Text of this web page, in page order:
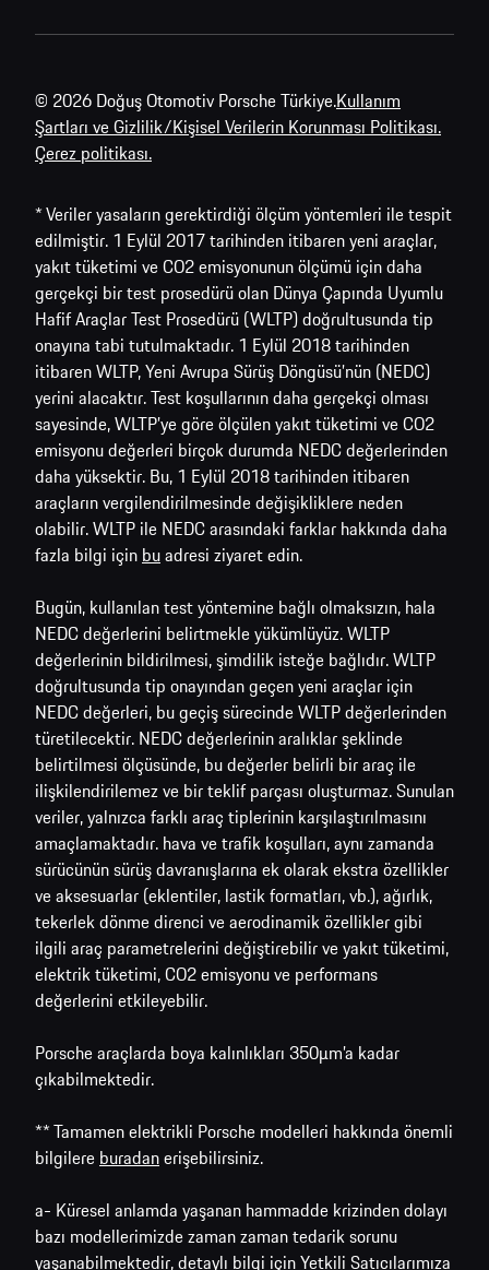
© 2026 Doğuş Otomotiv Porsche Türkiye.Kullanım
Şartları ve Gizlilik/Kişisel Verilerin Korunması Politikası.
Çerez politikası.
* Veriler yasaların gerektirdiği ölçüm yöntemleri ile tespit
edilmiştir. 1 Eylül 2017 tarihinden itibaren yeni araçlar,
yakıt tüketimi ve CO2 emisyonunun ölçümü için daha
gerçekçi bir test prosedürü olan Dünya Çapında Uyumlu
Hafif Araçlar Test Prosedürü (WLTP) doğrultusunda tip
onayına tabi tutulmaktadır. 1 Eylül 2018 tarihinden
itibaren WLTP, Yeni Avrupa Sürüş Döngüsü’nün (NEDC)
yerini alacaktır. Test koşullarının daha gerçekçi olması
sayesinde, WLTP’ye göre ölçülen yakıt tüketimi ve CO2
emisyonu değerleri birçok durumda NEDC değerlerinden
daha yüksektir. Bu, 1 Eylül 2018 tarihinden itibaren
araçların vergilendirilmesinde değişikliklere neden
olabilir. WLTP ile NEDC arasındaki farklar hakkında daha
fazla bilgi için buadresi ziyaret edin.
Bugün, kullanılan test yöntemine bağlı olmaksızın, hala
NEDC değerlerini belirtmekle yükümlüyüz. WLTP
değerlerinin bildirilmesi, şimdilik isteğe bağlıdır. WLTP
doğrultusunda tip onayından geçen yeni araçlar için
NEDC değerleri, bu geçiş sürecinde WLTP değerlerinden
türetilecektir. NEDC değerlerinin aralıklar şeklinde
belirtilmesi ölçüsünde, bu değerler belirli bir araç ile
ilişkilendirilemez ve bir teklif parçası oluşturmaz. Sunulan
veriler, yalnızca farklı araç tiplerinin karşılaştırılmasını
amaçlamaktadır. hava ve trafik koşulları, aynı zamanda
sürücünün sürüş davranışlarına ek olarak ekstra özellikler
ve aksesuarlar (eklentiler, lastik formatları, vb.), ağırlık,
tekerlek dönme direnci ve aerodinamik özellikler gibi
ilgili araç parametrelerini değiştirebilir ve yakıt tüketimi,
elektrik tüketimi, CO2 emisyonu ve performans
değerlerini etkileyebilir.
Porsche araçlarda boya kalınlıkları 350μm’a kadar
çıkabilmektedir.
** Tamamen elektrikli Porsche modelleri hakkında önemli
bilgilere buradanerişebilirsiniz.
a- Küresel anlamda yaşanan hammadde krizinden dolayı
bazı modellerimizde zaman zaman tedarik sorunu
yaşanabilmektedir, detaylı bilgi içinYetkili Satıcılarımıza